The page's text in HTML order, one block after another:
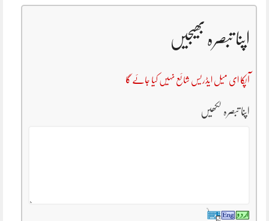
اپنا تبصرہ بھیجیں
آپکا ای میل ایڈریس شائع نہیں کیا جائے گا
اپنا تبصرہ لکھیں